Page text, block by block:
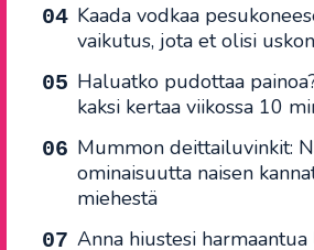
Kaada vodkaa
vaikutus, jota et olisi
Haluatko pudottaa
kaksi kertaa viikossa 10
Mummon deittailuvinkit:
ominaisuutta naisen
miehestä
Anna hiustesi